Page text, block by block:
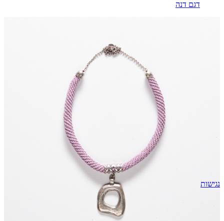
דגם דנה
נגישות